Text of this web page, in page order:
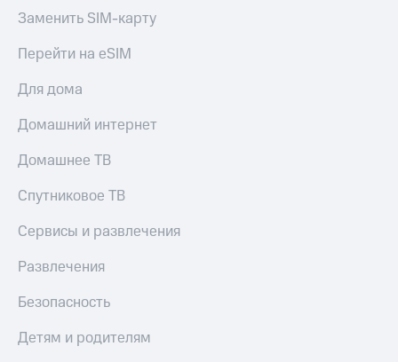
магазин
Смартфоны
и
часы
трекеры
Умный
и
скидки
Заменить SIM-карту
Перейти на eSIM
Для дома
Домашний интернет
Домашнее ТВ
Спутниковое ТВ
Сервисы и развлечения
Развлечения
Безопасность
Детям и родителям